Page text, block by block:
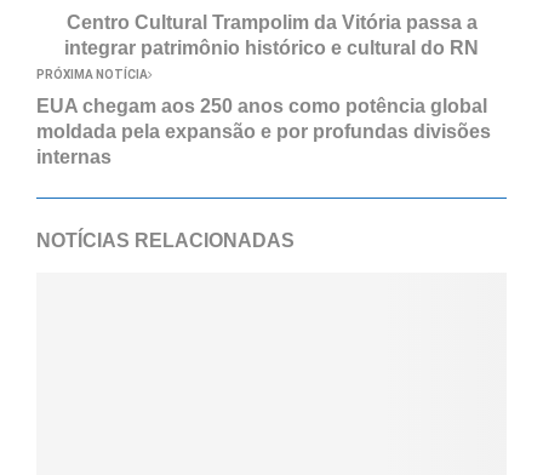
Centro Cultural Trampolim da Vitória passa a
integrar patrimônio histórico e cultural do RN
PRÓXIMA NOTÍCIA
EUA chegam aos 250 anos como potência global
moldada pela expansão e por profundas divisões
internas
NOTÍCIAS RELACIONADAS